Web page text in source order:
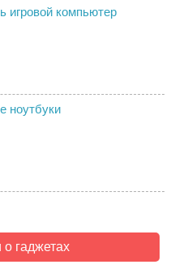
игровой компьютер
ноутбуки
гаджетах